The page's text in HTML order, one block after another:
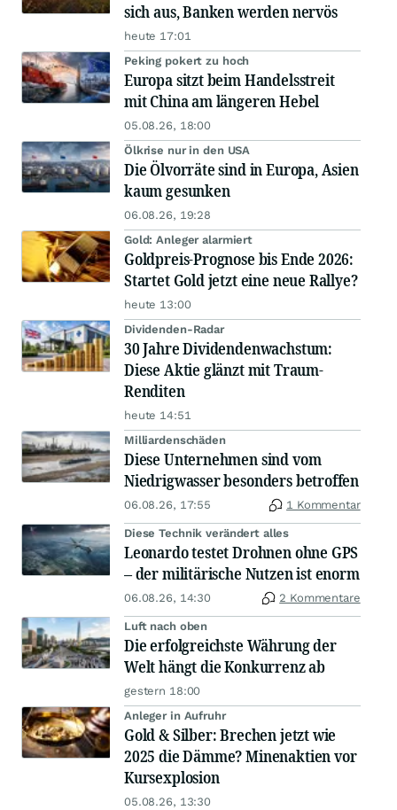
sich aus, Banken werden nervös
heute 17:01
Peking pokert zu hoch
Europa sitzt beim Handelsstreit
mit China am längeren Hebel
05.08.26, 18:00
Ölkrise nur in den USA
Die Ölvorräte sind in Europa, Asien
kaum gesunken
06.08.26, 19:28
Gold: Anleger alarmiert
Goldpreis-Prognose bis Ende 2026:
Startet Gold jetzt eine neue Rallye?
heute 13:00
Dividenden-Radar
30 Jahre Dividendenwachstum:
Diese Aktie glänzt mit Traum-
Renditen
heute 14:51
Milliardenschäden
Diese Unternehmen sind vom
Niedrigwasser besonders betroffen
06.08.26, 17:55 1 Kommentar
Diese Technik verändert alles
Leonardo testet Drohnen ohne GPS
– der militärische Nutzen ist enorm
06.08.26, 14:30 2 Kommentare
Luft nach oben
Die erfolgreichste Währung der
Welt hängt die Konkurrenz ab
gestern 18:00
Anleger in Aufruhr
Gold & Silber: Brechen jetzt wie
2025 die Dämme? Minenaktien vor
Kursexplosion
05.08.26, 13:30